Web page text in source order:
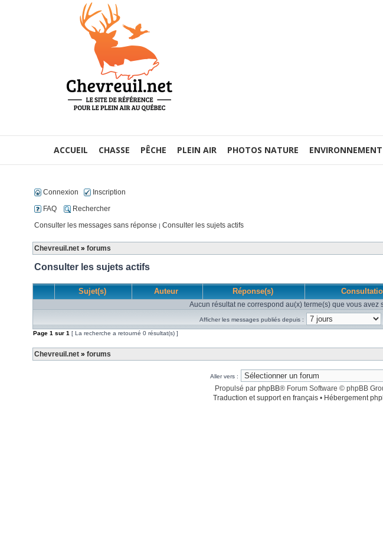
ACCUEIL CHASSE PÊCHE PLEIN AIR PHOTOS NATURE ENVIRONNEMENT
Connexion
Inscription
FAQ
Rechercher
Consulter les messages sans réponse | Consulter les sujets actifs
Chevreuil.net » forums
Consulter les sujets actifs
Sujet(s) Auteur Réponse(s)
Aucun résultat ne correspond au(x) terme(s) que vous avez
Afficher les messages publiés depuis :
Page 1 sur 1 [ La recherche a retourné 0 résultat(s) ]
Chevreuil.net » forums
Aller vers :
Propulsé par phpBB® Forum Software © phpBB
Traduction et support en français• Hébergement